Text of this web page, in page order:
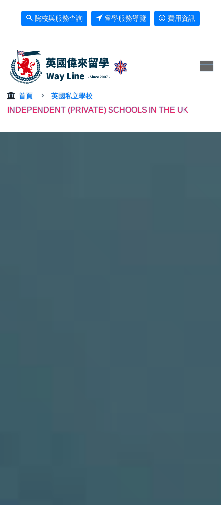
院校與服務查詢 留學服務導覽 費用資訊
首頁 英國私立學校
INDEPENDENT (PRIVATE) SCHOOLS IN THE UK